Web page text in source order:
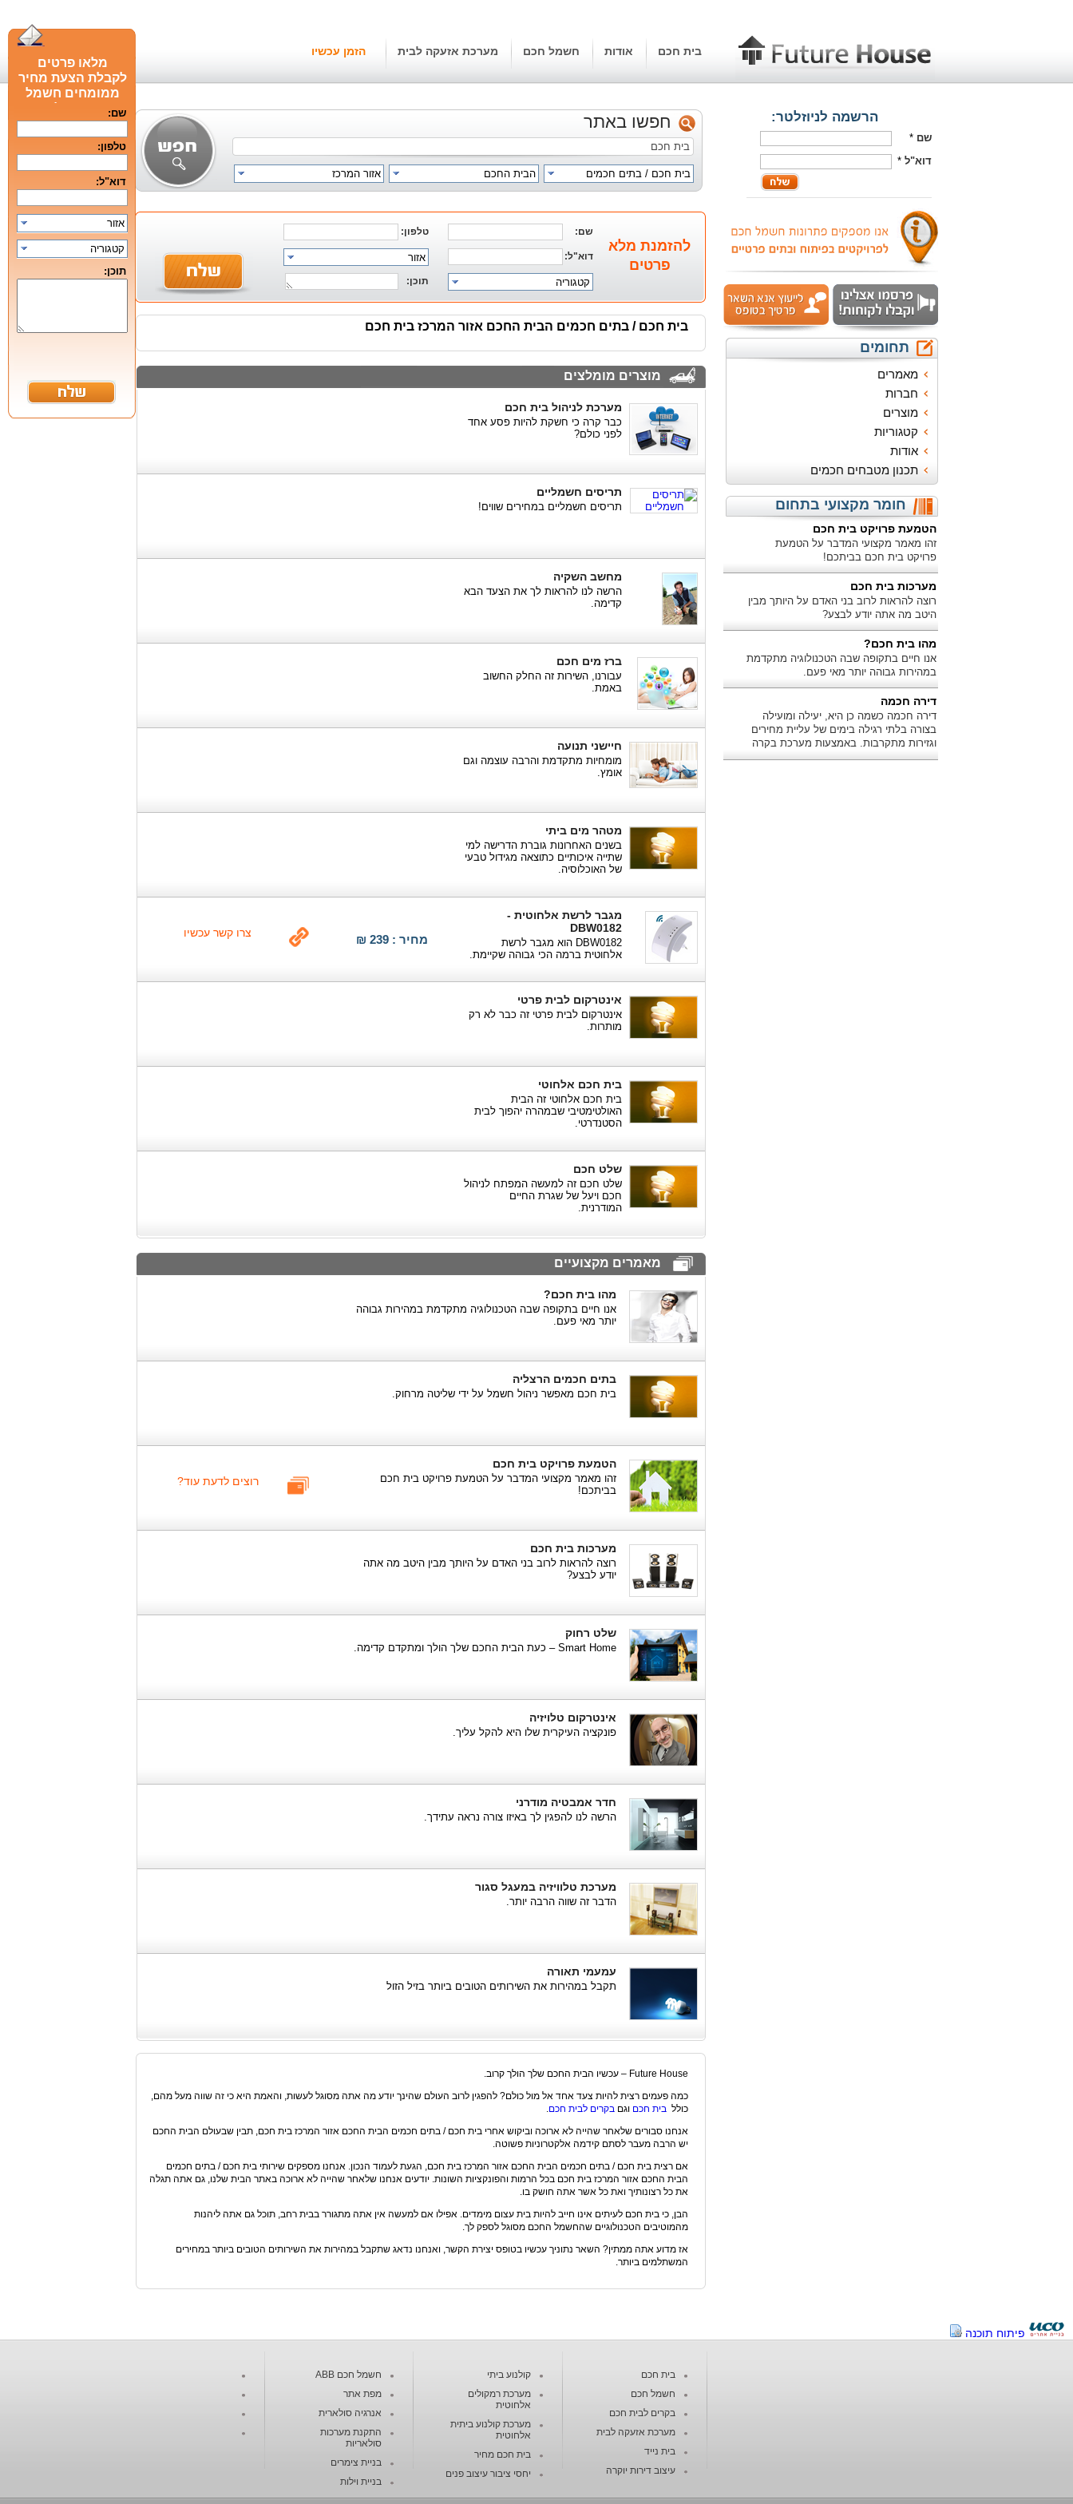
בית חכם אודות חשמל חכם מערכת אזעקה לבית הזמן עכשיו
הרשמה לניוזלטר:
שם *
דוא"ל *
תחומים
מאמרים
חברות
מוצרים
קטגוריות
אודות
תכנון מטבחים חכמים
חומר מקצועי בתחום
הטמעת פרויקט בית חכם
זהו מאמר מקצועי המדבר על הטמעת
פרויקט בית חכם בביתכם!
מערכות בית חכם
רוצה להראות לרוב בני האדם על היותך מבין
היטב מה אתה יודע לבצע?
מהו בית חכם?
אנו חיים בתקופה שבה הטכנולוגיה מתקדמת
במהירות גבוהה יותר מאי פעם.
דירה חכמה
דירה חכמה כשמה כן היא, יעילה ומועילה
בצורה בלתי רגילה בימים של עליית מחירים
וגזירות מתקרבות. באמצעות מערכת בקרה
מתקדמת ניתן לשלוט היטב בהוצאות.
חפשו באתר
בית חכם / בתים חכמים הבית החכם אזור המרכז
להזמנת מלא
פרטים
שם: טלפון:
דוא"ל: אזור
קטגוריה תוכן:
בית חכם / בתים חכמים הבית החכם אזור המרכז בית חכם
מוצרים מומלצים
מערכת לניהול בית חכם
כבר קרה כי חשקת להיות פסע אחד
לפני כולם?
תריסים חשמליים
תריסים חשמליים במחירים שווים!
מחשב השקיה
הרשה לנו להראות לך את הצעד הבא
קדימה.
ברז מים חכם
עבורנו, השירות זה החלק החשוב
באמת.
חיישני תנועה
מומחיות מתקדמת והרבה עוצמה וגם
אומץ.
מטהר מים ביתי
בשנים האחרונות גוברת הדרישה למי
שתייה איכותיים כתוצאה מגידול טבעי
של האוכלוסיה.
מגבר לרשת אלחוטית -
DBW0182
DBW0182 הוא מגבר לרשת
אלחוטית ברמה הכי גבוהה שקיימת.
מחיר : 239 ₪ צרו קשר עכשיו
אינטרקום לבית פרטי
אינטרקום לבית פרטי זה כבר לא רק
מותרות.
בית חכם אלחוטי
בית חכם אלחוטי זה הבית
האולטימטיבי שבמהרה יהפוך לבית
הסטנדרטי.
שלט חכם
שלט חכם זה למעשה המפתח לניהול
חכם ויעל של שגרת החיים
המודרנית.
מאמרים מקצועיים
מהו בית חכם?
אנו חיים בתקופה שבה הטכנולוגיה מתקדמת במהירות גבוהה
יותר מאי פעם.
בתים חכמים הרצליה
בית חכם מאפשר ניהול חשמל על ידי שליטה מרחוק.
הטמעת פרויקט בית חכם
זהו מאמר מקצועי המדבר על הטמעת פרויקט בית חכם
בביתכם!
רוצים לדעת עוד?
מערכות בית חכם
רוצה להראות לרוב בני האדם על היותך מבין היטב מה אתה
יודע לבצע?
שלט רחוק
Smart Home – כעת הבית החכם שלך הולך ומתקדם קדימה.
אינטרקום טלויזיה
פונקציה העיקרית שלו היא להקל עליך.
חדר אמבטיה מודרני
הרשה לנו להפגין לך באיזו צורה נראה עתידך.
מערכת טלוויזיה במעגל סגור
הדבר זה שווה הרבה יותר.
עמעמי תאורה
תקבל במהירות את השירותים הטובים ביותר בזיל הזול
Future House – עכשיו הבית החכם שלך הולך קרוב.
כמה פעמים רצית להיות צעד אחד אל מול כולם? להפגין לרוב העולם שהינך יודע מה אתה מסוגל לעשות, והאמת היא כי זה שווה מעל מהם,
כולל בית חכם וגם בקרים לבית חכם.
אנחנו סבורים שלאחר שהייה לא ארוכה וביקוש אחרי בית חכם / בתים חכמים הבית החכם אזור המרכז בית חכם, תבין שבעולם הבית החכם
יש הרבה מעבר לסתם קידמה אלקטרוניות פשוטה.
אם רצית בית חכם / בתים חכמים הבית החכם אזור המרכז בית חכם, הגעת לעמוד הנכון. אנחנו מספקים שירותי בית חכם / בתים חכמים
הבית החכם אזור המרכז בית חכם בכל הרמות והפונקציות השונות. יודעים אנחנו שלאחר שהייה לא ארוכה באתר הבית שלנו, גם אתה תגלה
את כל רצונותיך ואת כל אשר אתה חושק בו.
הבן, כי בית חכם לעיתים אינו חייב להיות בית עצום מימדים. אפילו אם למעשה אין אתה מתגורר בבית רחב, תוכל גם אתה ליהנות
מהמוטיבים הטכנולוגיים שהחשמל החכם מסוגל לספק לך.
אז מדוע אתה ממתין? השאר נתוניך עכשיו בטופס יצירת הקשר, ואנחנו נדאג שתקבל במהירות את השירותים הטובים ביותר במחירים
המשתלמים ביותר.
פיתוח תוכנה
בית חכם
חשמל חכם
בקרים לבית חכם
מערכת אזעקה לבית
בית נייד
עיצוב דירות יוקרה
קולנוע ביתי
מערכת רמקולים
אלחוטית
מערכת קולנוע ביתית
אלחוטית
בית חכם מחיר
יחסי ציבור עיצוב פנים
חשמל חכם ABB
מפת אתר
אנרגיה סולארית
התקנת מערכות
סולאריות
בניית צימרים
בניית וילות
מלאו פרטים
לקבלת הצעת מחיר
ממומחים חשמל
חכם מומלציםשם:
טלפון:
דוא"ל:
אזור
קטגוריה
תוכן: